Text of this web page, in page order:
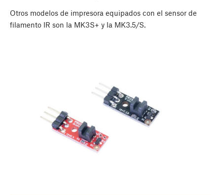
Otros modelos de impresora equipados con el sensor de
filamento IR son la MK3S+ y la MK3.5/S.